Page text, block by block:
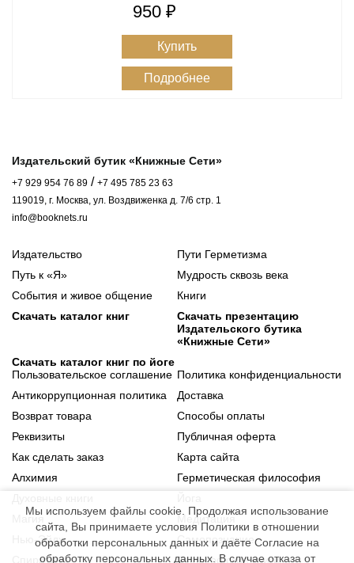
950 ₽
Купить
Подробнее
Издательский бутик «Книжные Сети»
+7 929 954 76 89 / +7 495 785 23 63
119019, г. Москва, ул. Воздвиженка д. 7/6 стр. 1
info@booknets.ru
Издательство
Пути Герметизма
Путь к «Я»
Мудрость сквозь века
События и живое общение
Книги
Скачать каталог книг
Скачать презентацию
Издательского бутика
«Книжные Сети»
Скачать каталог книг по йоге
Пользовательское соглашение Политика конфиденциальности
Антикоррупционная политика
Доставка
Возврат товара
Способы оплаты
Реквизиты
Публичная оферта
Как сделать заказ
Карта сайта
Алхимия
Герметическая философия
Магия
Медитация
Нью-Эйдж
Самопознание
Спиритизм
Философские книги
Мы используем файлы cookie. Продолжая использование
сайта, Вы принимаете условия Политики в отношении
обработки персональных данных и даёте Согласие на
обработку персональных данных. В случае отказа от